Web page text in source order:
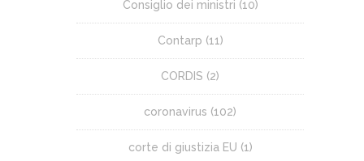
Consiglio dei ministri (10)
Contarp (11)
CORDIS (2)
coronavirus (102)
corte di giustizia EU (1)